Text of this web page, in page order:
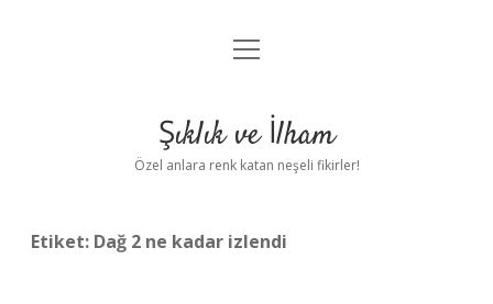
Anasayfa
Yasal Uyarı
menüyü
Şıklık ve İlham
Özel anlara renk katan neşeli fikirler!
Etiket: Dağ 2 ne kadar izlendi